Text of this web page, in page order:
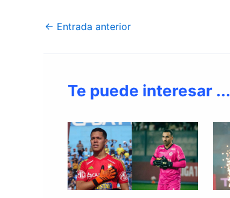
← Entrada anterior
Te puede interesar ...